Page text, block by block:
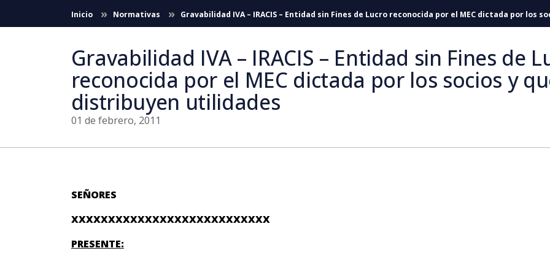
Saltar al contenido principal
Inicio Normativas Gravabilidad IVA – IRACIS – Entidad sin Fines de Lucro reconocida por el MEC dictada por los
Gravabilidad IVA – IRACIS – Entidad sin Fines de
reconocida por el MEC dictada por los socios y
distribuyen utilidades
01 de febrero, 2011
SEÑORES
XXXXXXXXXXXXXXXXXXXXXXXXXXX
PRESENTE: